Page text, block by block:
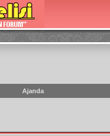
Ajanda